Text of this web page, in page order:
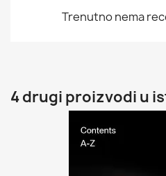
Trenutno nema
4 drugi proizvodi u